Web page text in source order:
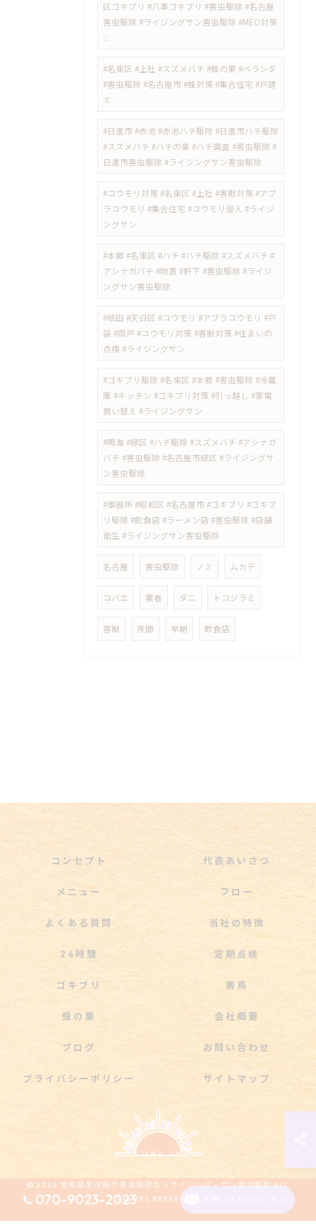
区ゴキブリ #八事ゴキブリ #害虫駆除 #名古屋
害虫駆除 #ライジングサン害虫駆除 #MEO対策
:::
#名東区 #上社 #スズメバチ #蜂の巣 #ベランダ
#害虫駆除 #名古屋市 #蜂対策 #集合住宅 #戸建
て
#日進市 #赤池 #赤池ハチ駆除 #日進市ハチ駆除
#スズメバチ #ハチの巣 #ハチ調査 #害虫駆除 #
日進市害虫駆除 #ライジングサン害虫駆除
#コウモリ対策 #名東区 #上社 #害獣対策 #アブ
ラコウモリ #集合住宅 #コウモリ侵入 #ライジ
ングサン
#本郷 #名東区 #ハチ #ハチ駆除 #スズメバチ #
アシナガバチ #物置 #軒下 #害虫駆除 #ライジ
ングサン害虫駆除
#植田 #天白区 #コウモリ #アブラコウモリ #戸
袋 #雨戸 #コウモリ対策 #害獣対策 #住まいの
点検 #ライジングサン
#ゴキブリ駆除 #名東区 #本郷 #害虫駆除 #冷蔵
庫 #キッチン #ゴキブリ対策 #引っ越し #家電
買い替え #ライジングサン
#鳴海 #緑区 #ハチ駆除 #スズメバチ #アシナガ
バチ #害虫駆除 #名古屋市緑区 #ライジングサ
ン害虫駆除
#御器所 #昭和区 #名古屋市 #ゴキブリ #ゴキブ
リ駆除 #飲食店 #ラーメン店 #害虫駆除 #店舗
衛生 #ライジングサン害虫駆除
名古屋 害虫駆除 ノミ ムカデ
コバエ 業者 ダニ トコジラミ
害獣 夜間 早朝 飲食店
070-9023-2023
コンセプト 代表あいさつ
メニュー フロー
よくある質問 当社の特徴
24時間 定期点検
ゴキブリ 害鳥
蜂の巣 会社概要
ブログ お問い合わせ
プライバシーポリシー サイトマップ
© 2026 愛知県名古屋の害虫駆除ならライジング・サン害虫駆除 ALL
RIGHTS RESERVED.